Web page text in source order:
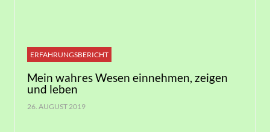
ERFAHRUNGSBERICHT
Mein wahres Wesen einnehmen, zeigen
und leben
26. AUGUST 2019